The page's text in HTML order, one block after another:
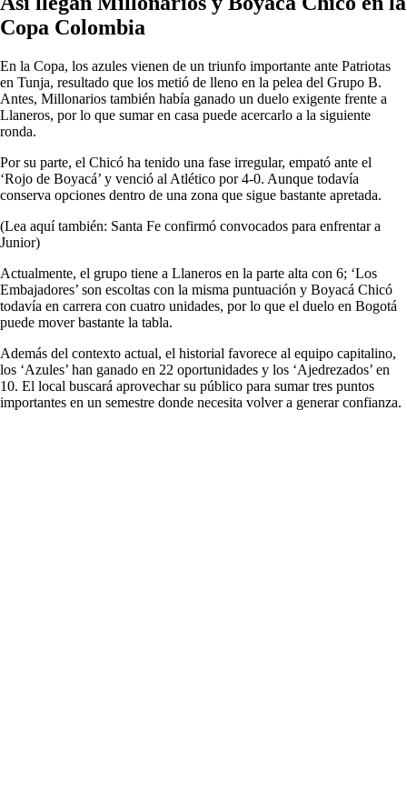
Copa Colombia
En la Copa, los azules vienen de un triunfo importante ante Patriotas
en Tunja, resultado que los metió de lleno en la pelea del Grupo B.
Antes, Millonarios también había ganado un duelo exigente frente a
Llaneros, por lo que sumar en casa puede acercarlo a la siguiente
ronda.
Por su parte, el Chicó ha tenido una fase irregular, empató ante el
‘Rojo de Boyacá’ y venció al Atlético por 4-0. Aunque todavía
conserva opciones dentro de una zona que sigue bastante apretada.
(Lea aquí también: Santa Fe confirmó convocados para enfrentar a
Junior)
Actualmente, el grupo tiene a Llaneros en la parte alta con 6; ‘Los
Embajadores’ son escoltas con la misma puntuación y Boyacá Chicó
todavía en carrera con cuatro unidades, por lo que el duelo en Bogotá
puede mover bastante la tabla.
Además del contexto actual, el historial favorece al equipo capitalino,
los ‘Azules’ han ganado en 22 oportunidades y los ‘Ajedrezados’ en
10. El local buscará aprovechar su público para sumar tres puntos
importantes en un semestre donde necesita volver a generar confianza.